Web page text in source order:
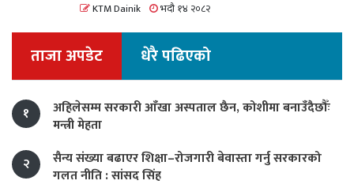
KTM Dainik भदौ १४ २०८२
ताजा अपडेट धेरै पढिएको
१
अहिलेसम्म सरकारी आँखा अस्पताल छैन, कोशीमा बनाउँदैछौँः
मन्त्री मेहता
२
सैन्य संख्या बढाएर शिक्षा–रोजगारी बेवास्ता गर्नु सरकारको
गलत नीति : सांसद सिंह